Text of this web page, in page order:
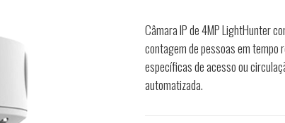
Câmara IP de 4MP LightHunter
contagem de pessoas em tempo
específicas de acesso ou
automatizada.